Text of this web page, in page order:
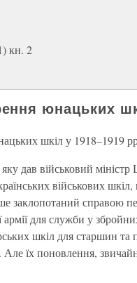
кн. 2
юнацьких
шкіл у 1918–1919
дав військовий
військових
заклопотаний справою
армії для служби у
шкіл для старшин
Але їх поновлення,